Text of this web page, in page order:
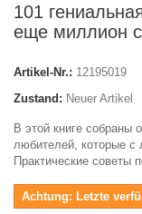
101
еще миллион
Artikel-Nr.: 12195019
Zustand: Neuer Artikel
В этой книге собраны
любителей, которые с
Практические советы
Achtung: Letzte